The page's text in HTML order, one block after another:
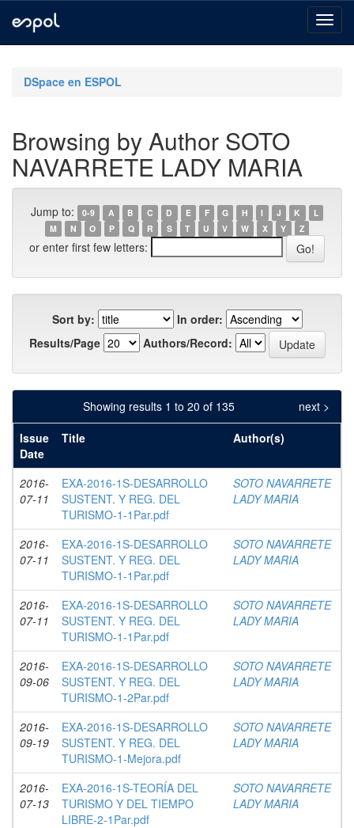
navigationDSpace en ESPOL
Browsing by Author SOTO
NAVARRETE LADY MARIA
Jump to: 0-9 A B C D E F G H I J K
L
M
N O P Q R S T U V W X Y Z
or enter first few letters:
Sort by:
In order:
Results/Page
Authors/Record:
Showing results 1 to 20 of 135
next >
Issue
Date
Title Author(s)
2016-
07-11
EXA-2016-1S-DESARROLLO
SUSTENT. Y REG. DEL
TURISMO-1-1Par.pdf
SOTO NAVARRETE
LADY MARIA
2016-
07-11
EXA-2016-1S-DESARROLLO
SUSTENT. Y REG. DEL
TURISMO-1-1Par.pdf
SOTO NAVARRETE
LADY MARIA
2016-
07-11
EXA-2016-1S-DESARROLLO
SUSTENT. Y REG. DEL
TURISMO-1-1Par.pdf
SOTO NAVARRETE
LADY MARIA
2016-
09-06
EXA-2016-1S-DESARROLLO
SUSTENT. Y REG. DEL
TURISMO-1-2Par.pdf
SOTO NAVARRETE
LADY MARIA
2016-
09-19
EXA-2016-1S-DESARROLLO
SUSTENT. Y REG. DEL
TURISMO-1-Mejora.pdf
SOTO NAVARRETE
LADY MARIA
2016-
07-13
EXA-2016-1S-TEORÍA DEL
TURISMO Y DEL TIEMPO
LIBRE-2-1Par.pdf
SOTO NAVARRETE
LADY MARIA